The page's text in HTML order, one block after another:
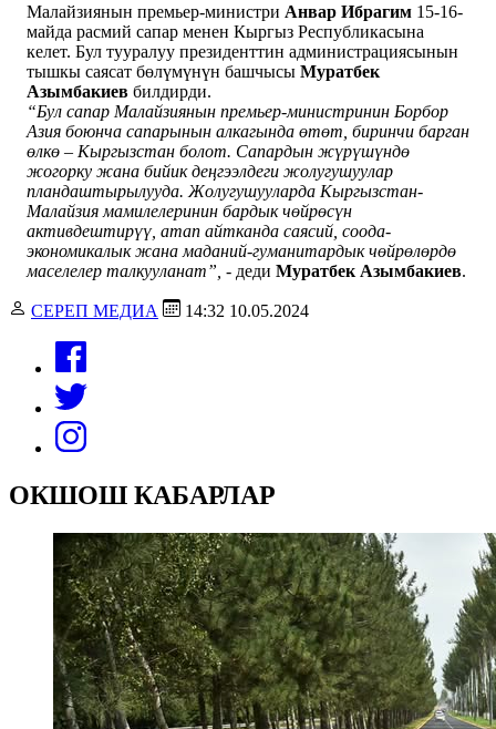
Малайзиянын премьер-министри Анвар Ибрагим 15-16-
майда расмий сапар менен Кыргыз Республикасына
келет. Бул тууралуу президенттин администрациясынын
тышкы саясат бөлүмүнүн башчысы Муратбек
Азымбакиев билдирди.
“Бул сапар Малайзиянын премьер-министринин Борбор
Азия боюнча сапарынын алкагында өтөт, биринчи барган
өлкө – Кыргызстан болот. Сапардын жүрүшүндө
жогорку жана бийик деңгээлдеги жолугушуулар
пландаштырылууда. Жолугушууларда Кыргызстан-
Малайзия мамилелеринин бардык чөйрөсүн
активдештирүү, атап айтканда саясий, соода-
экономикалык жана маданий-гуманитардык чөйрөлөрдө
маселелер талкууланат”, - деди Муратбек Азымбакиев.
СЕРЕП МЕДИА 14:32 10.05.2024
ОКШОШ КАБАРЛАР